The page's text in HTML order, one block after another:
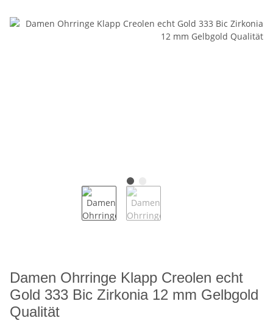
Damen Ohrringe Klapp Creolen echt
Gold 333 Bic Zirkonia 12 mm Gelbgold
Qualität